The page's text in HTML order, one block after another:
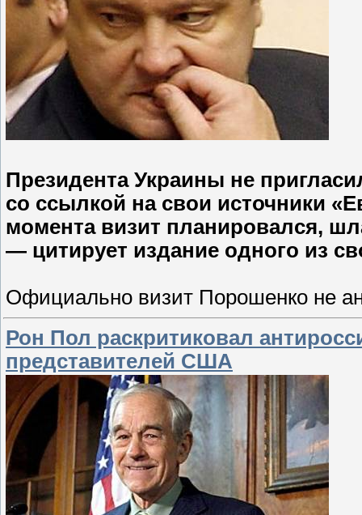
Президента Украины не
со ссылкой на свои источники
момента визит планировался,
— цитирует издание одного из
Официально визит Порошенко не
Рон Пол раскритиковал
представителей США